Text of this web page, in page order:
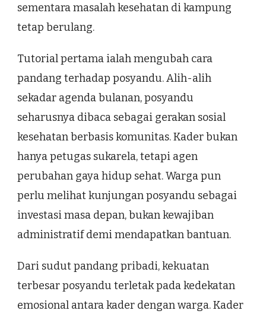
sementara masalah kesehatan di kampung
tetap berulang.
Tutorial pertama ialah mengubah cara
pandang terhadap posyandu. Alih-alih
sekadar agenda bulanan, posyandu
seharusnya dibaca sebagai gerakan sosial
kesehatan berbasis komunitas. Kader bukan
hanya petugas sukarela, tetapi agen
perubahan gaya hidup sehat. Warga pun
perlu melihat kunjungan posyandu sebagai
investasi masa depan, bukan kewajiban
administratif demi mendapatkan bantuan.
Dari sudut pandang pribadi, kekuatan
terbesar posyandu terletak pada kedekatan
emosional antara kader dengan warga. Kader